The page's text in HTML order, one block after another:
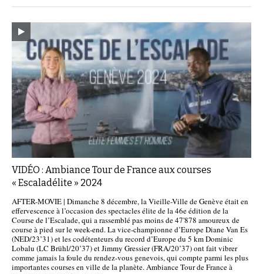
VIDÉO : Ambiance Tour de France aux courses
« Escaladélite » 2024
AFTER-MOVIE | Dimanche 8 décembre, la Vieille-Ville de Genève était en
effervescence à l’occasion des spectacles élite de la 46e édition de la
Course de l’Escalade, qui a rassemblé pas moins de 47'878 amoureux de
course à pied sur le week-end. La vice-championne d’Europe Diane Van Es
(NED/23’31) et les codétenteurs du record d’Europe du 5 km Dominic
Lobalu (LC Brühl/20’37) et Jimmy Gressier (FRA/20’37) ont fait vibrer
comme jamais la foule du rendez-vous genevois, qui compte parmi les plus
importantes courses en ville de la planète. Ambiance Tour de France à